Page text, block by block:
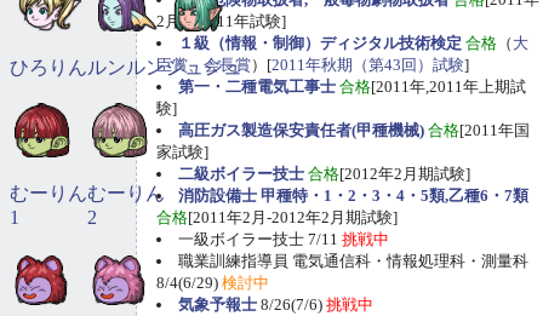
2月期,2011年試験]
１級（情報・制御）ディジタル技術検定 合格 （ 大
臣賞、会長賞）[2011年秋期（第43回）試験]
第一・二種電気工事士 合格[2011年,2011年上期試
験]
高圧ガス製造保安責任者(甲種機械) 合格[2011年国
家試験]
二級ボイラー技士 合格[2012年2月期試験]
消防設備士 甲種特・1・2・3・4・5類,乙種6・7類
合格[2011年2月-2012年2月期試験]
一級ボイラー技士 7/11 挑戦中
職業訓練指導員 電気通信科・情報処理科・測量科
8/4(6/29) 検討中
気象予報士 8/26(7/6) 挑戦中
ひろりんルンルンジュジュ
むーりん
1
むーりん
2